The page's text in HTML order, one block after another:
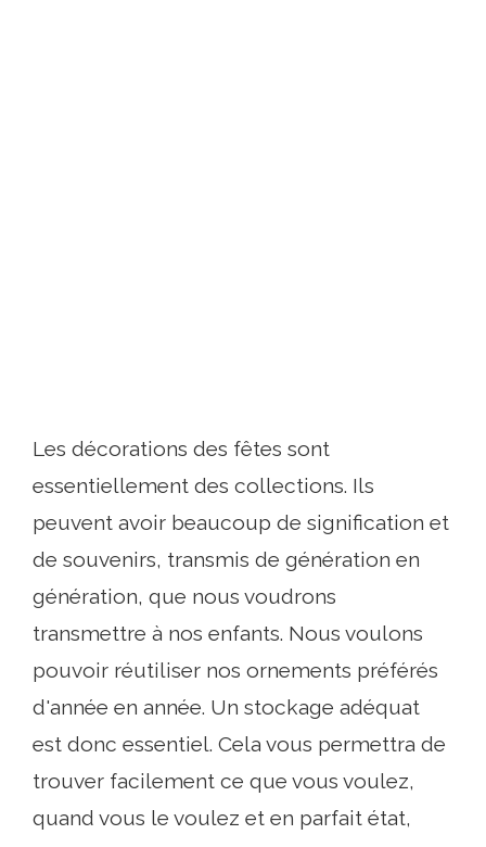
Les décorations des fêtes sont
essentiellement des collections. Ils
peuvent avoir beaucoup de signification et
de souvenirs, transmis de génération en
génération, que nous voudrons
transmettre à nos enfants. Nous voulons
pouvoir réutiliser nos ornements préférés
d'année en année. Un stockage adéquat
est donc essentiel. Cela vous permettra de
trouver facilement ce que vous voulez,
quand vous le voulez et en parfait état,